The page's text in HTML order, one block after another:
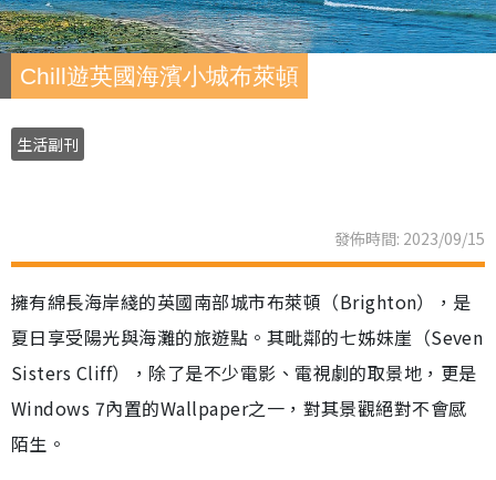
Chill遊英國海濱小城布萊頓
生活副刊
發佈時間: 2023/09/15
擁有綿長海岸綫的英國南部城市布萊頓（Brighton），是
夏日享受陽光與海灘的旅遊點。其毗鄰的七姊妹崖（Seven
Sisters Cliff），除了是不少電影、電視劇的取景地，更是
Windows 7內置的Wallpaper之一，對其景觀絕對不會感
陌生。